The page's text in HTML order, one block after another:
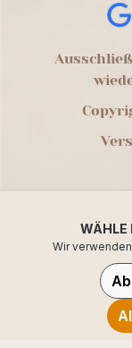
WÄHLE
Wir